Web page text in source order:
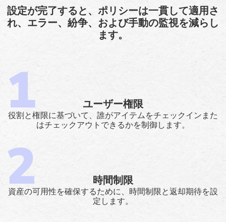
設定が完了すると、ポリシーは一貫して適用さ
れ、エラー、紛争、および手動の監視を減らし
ます。
ユーザー権限
役割と権限に基づいて、誰がアイテムをチェックインまた
はチェックアウトできるかを制御します。
時間制限
資産の可用性を確保するために、時間制限と返却期待を設
定します。